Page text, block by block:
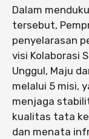
Dalam
tersebut,
penyelarasan
visi Kolaborasi
Unggul, Maju
melalui 5 misi,
menjaga
kualitas tata
dan menata